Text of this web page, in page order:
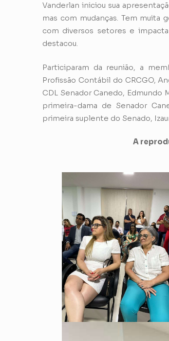
Vanderlan iniciou sua
mas com mudanças. Tem muita
com diversos setores e
destacou.
Participaram da reunião, a
Profissão Contábil do CRCGO,
CDL Senador Canedo, Edmundo
primeira-dama de Senador
primeira suplente do Senado,
A